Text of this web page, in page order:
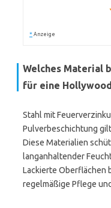
* Anzeige
Welches Material
für eine
Stahl mit
Pulverbeschichtung
Diese Materialien
langanhaltender
Lackierte Oberflächen
regelmäßige Pflege